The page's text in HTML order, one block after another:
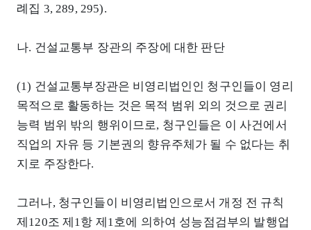
례집 3, 289, 295).
나. 건설교통부 장관의 주장에 대한 판단
(1) 건설교통부장관은 비영리법인인 청구인들이 영리
목적으로 활동하는 것은 목적 범위 외의 것으로 권리
능력 범위 밖의 행위이므로, 청구인들은 이 사건에서
직업의 자유 등 기본권의 향유주체가 될 수 없다는 취
지로 주장한다.
그러나, 청구인들이 비영리법인으로서 개정 전 규칙
제120조 제1항 제1호에 의하여 성능점검부의 발행업